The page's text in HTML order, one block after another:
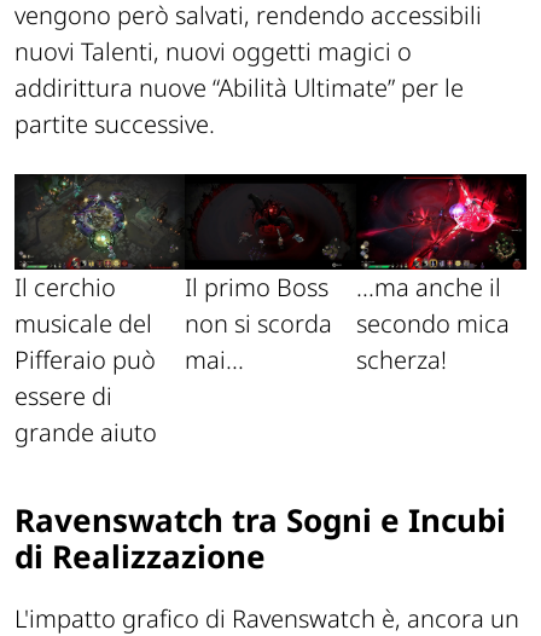
vengono però salvati, rendendo accessibili
nuovi Talenti, nuovi oggetti magici o
addirittura nuove “Abilità Ultimate” per le
partite successive.
Il cerchio
musicale del
Pifferaio può
essere di
grande aiuto
Il primo Boss
non si scorda
mai...
...ma anche il
secondo mica
scherza!
Ravenswatch tra Sogni e Incubi
di Realizzazione
L'impatto grafico di Ravenswatch è, ancora un